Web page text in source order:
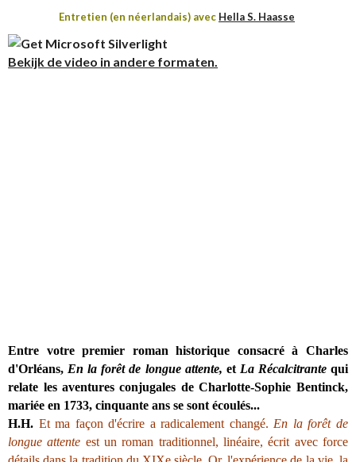
Entretien (en néerlandais) avec Hella S. Haasse
Bekijk de video in andere formaten.
Entre votre premier roman historique consacré à Charles
d'Orléans, En la forêt de longue attente, et La Récalcitrante qui
relate les aventures conjugales de Charlotte-Sophie Bentinck,
mariée en 1733, cinquante ans se sont écoulés...
H.H. Et ma façon d'écrire a radicalement changé. En la forêt de
longue attente est un roman traditionnel, linéaire, écrit avec force